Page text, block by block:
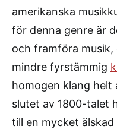
amerikanska
för denna genre är
och framföra
mindre fyrstämmig
homogen klang helt
slutet av 1800-talet
till en mycket